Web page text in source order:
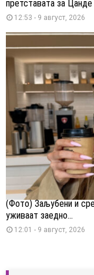
претставата за
12:53 - 9 август, 2026
(Фото) Заљубени и
уживаат заедно...
12:01 - 9 август, 2026